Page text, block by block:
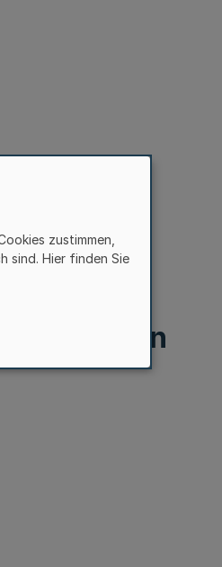
zustimmen,
sind. Hier finden Sie